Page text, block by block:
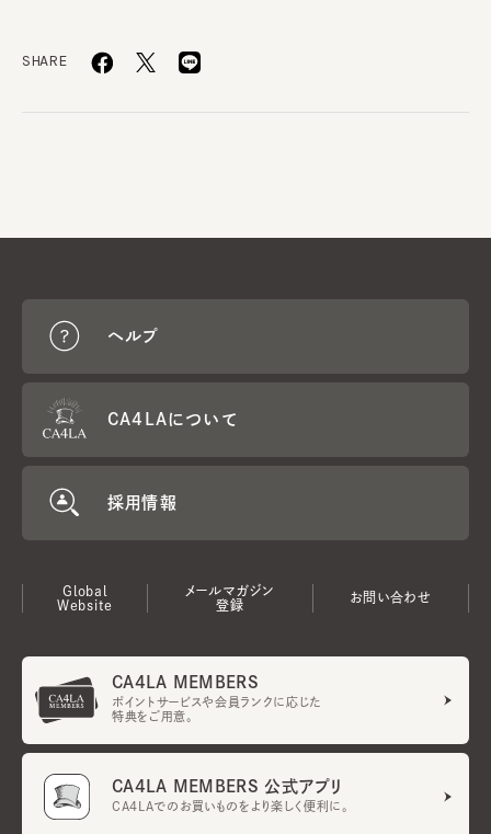
SHARE
ヘルプ
CA4LAについて
採用情報
Global
Website
メールマガジン
登録
お問い合わせ
CA4LA MEMBERS
ポイントサービスや会員ランクに応じた
特典をご用意。
CA4LA MEMBERS 公式アプリ
CA4LAでのお買いものをより楽しく便利に。